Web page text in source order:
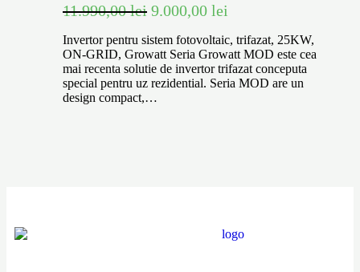
11.990,00lei 9.000,00 lei
Invertor pentru sistem fotovoltaic, trifazat, 25KW,
ON-GRID, Growatt Seria Growatt MOD este cea
mai recenta solutie de invertor trifazat conceputa
special pentru uz rezidential. Seria MOD are un
design compact,…